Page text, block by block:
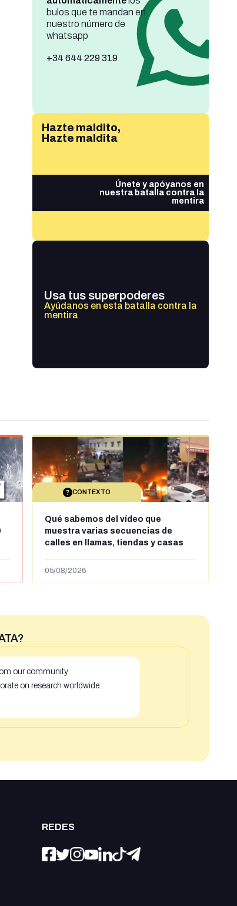
bulos que te mandan en
nuestro número de
whatsapp
+34 644 229 319
Hazte maldito,
Hazte maldita
Únete y apóyanos en
nuestra batalla contra la
mentira
Usa tus superpoderes
Ayúdanos en esta batalla contra la
mentira
CONTEXTO
Qué sabemos del vídeo que
muestra varias secuencias de
calles en llamas, tiendas y casas
supuestamente en España tras la
05/08/2026
our community
on research worldwide.
REDES